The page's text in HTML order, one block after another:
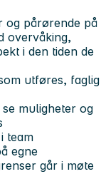
og pårørende på
overvåking,
i den tiden de
utføres, faglig
muligheter og
team
egne
går i møte